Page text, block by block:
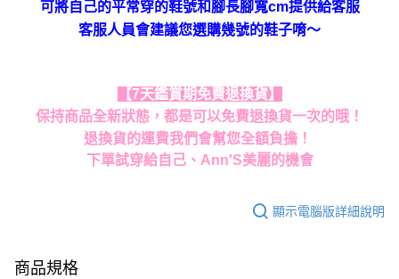
可將自己的平常穿的鞋號和腳長腳寬cm提供給客服
客服人員會建議您選購幾號的鞋子唷～
【7天鑑賞期免費退換貨】
保持商品全新狀態，都是可以免費退換貨一次的哦！
退換貨的運費我們會幫您全額負擔！
下單試穿給自己、Ann'S美麗的機會
顯示電腦版詳細說明
商品規格